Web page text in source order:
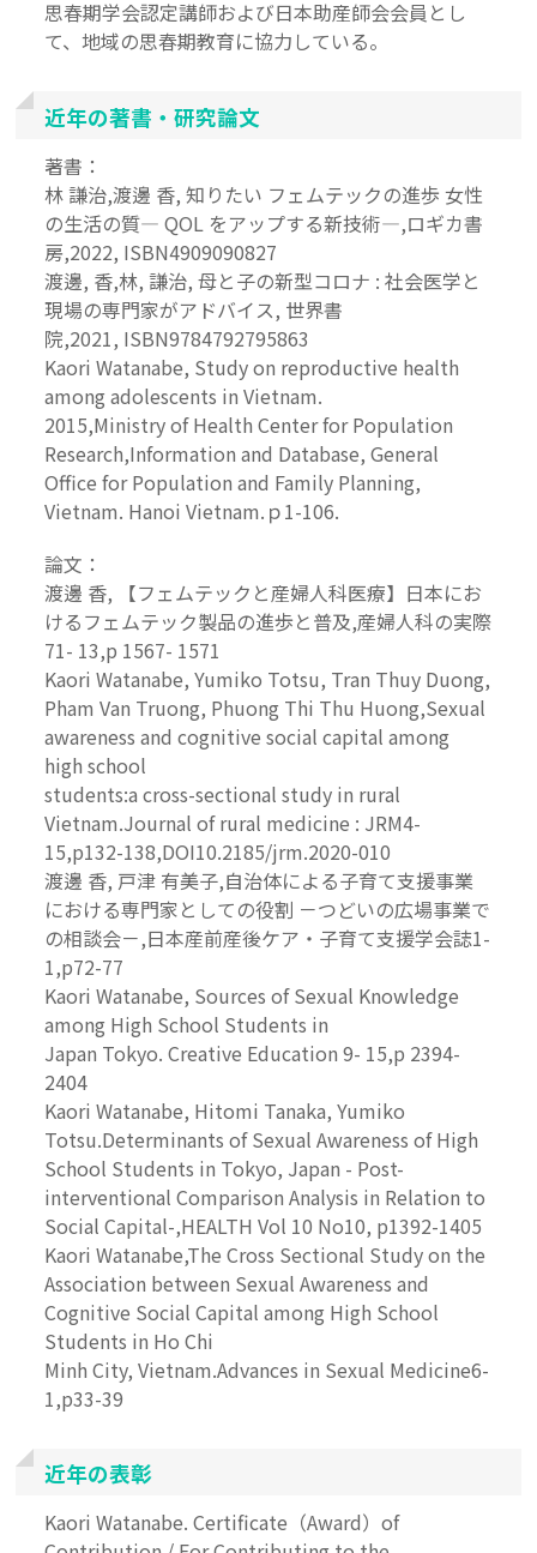
思春期学会認定講師および日本助産師会会員とし
て、地域の思春期教育に協力している。
近年の著書・研究論文
著書：
林 謙治,渡邊 香, 知りたい フェムテックの進歩 女性
の生活の質― QOL をアップする新技術―,ロギカ書
房,2022, ISBN4909090827
渡邊, 香,林, 謙治, 母と子の新型コロナ : 社会医学と
現場の専門家がアドバイス, 世界書
院,2021, ISBN9784792795863
Kaori Watanabe, Study on reproductive health
among adolescents in Vietnam.
2015,Ministry of Health Center for Population
Research,Information and Database, General
Office for Population and Family Planning,
Vietnam. Hanoi Vietnam.ｐ1-106.
論文：
渡邊 香, 【フェムテックと産婦人科医療】日本にお
けるフェムテック製品の進歩と普及,産婦人科の実際
71- 13,p 1567- 1571
Kaori Watanabe, Yumiko Totsu, Tran Thuy Duong,
Pham Van Truong, Phuong Thi Thu Huong,Sexual
awareness and cognitive social capital among
high school
students:a cross-sectional study in rural
Vietnam.Journal of rural medicine : JRM4-
15,p132-138,DOI10.2185/jrm.2020-010
渡邊 香, 戸津 有美子,自治体による子育て支援事業
における専門家としての役割 －つどいの広場事業で
の相談会－,日本産前産後ケア・子育て支援学会誌1-
1,p72-77
Kaori Watanabe, Sources of Sexual Knowledge
among High School Students in
Japan Tokyo. Creative Education 9- 15,p 2394-
2404
Kaori Watanabe, Hitomi Tanaka, Yumiko
Totsu.Determinants of Sexual Awareness of High
School Students in Tokyo, Japan - Post-
interventional Comparison Analysis in Relation to
Social Capital-,HEALTH Vol 10 No10, p1392-1405
Kaori Watanabe,The Cross Sectional Study on the
Association between Sexual Awareness and
Cognitive Social Capital among High School
Students in Ho Chi
Minh City, Vietnam.Advances in Sexual Medicine6-
1,p33-39
近年の表彰
Kaori Watanabe. Certificate（Award）of